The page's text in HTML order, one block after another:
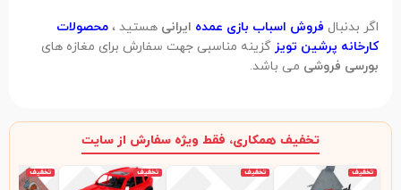
اگر بدنبال فروش اسباب بازی عمده ایرانی هستید ، محصولات
کارخانه پرشین تویز گزینه مناسبی جهت سفارش برای مغازه های
بورسی فروشی می باشد.
تخفیف همکاری، فقط ویژه سفارش از سایت
تخفیف تخفیف تخفیف تخفیف